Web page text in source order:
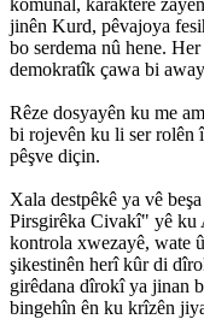
jinên Kurd, pêvajoya
bo serdema nû hene.
demokratîk çawa bi
Rêze dosyayên ku me
bi rojevên ku li ser rolên
pêşve diçin.
Xala destpêkê ya vê
Pirsgirêka Civakî" yê ku
kontrola xwezayê, wate
şikestinên herî kûr di
girêdana dîrokî ya jinan
bingehîn ên ku krîzên